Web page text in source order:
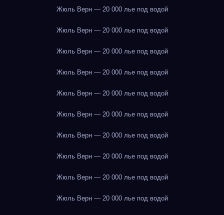
Жюль Верн — 20 000 лье под водой
Жюль Верн — 20 000 лье под водой
Жюль Верн — 20 000 лье под водой
Жюль Верн — 20 000 лье под водой
Жюль Верн — 20 000 лье под водой
Жюль Верн — 20 000 лье под водой
Жюль Верн — 20 000 лье под водой
Жюль Верн — 20 000 лье под водой
Жюль Верн — 20 000 лье под водой
Жюль Верн — 20 000 лье под водой